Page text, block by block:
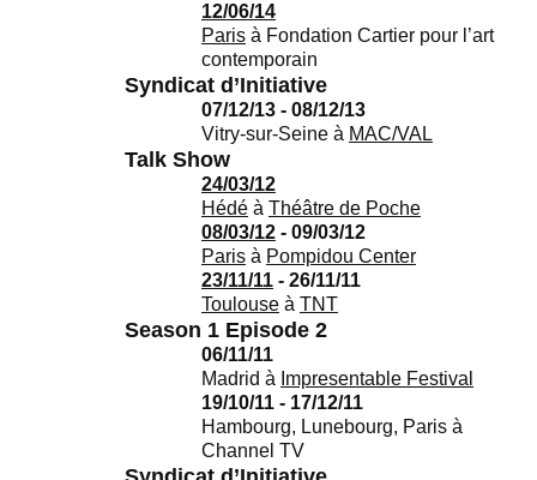
12/06/14
Paris à Fondation Cartier pour l’art
contemporain
Syndicat d’Initiative
07/12/13 - 08/12/13
Vitry-sur-Seine à MAC/VAL
Talk Show
24/03/12
Hédé à Théâtre de Poche
08/03/12 - 09/03/12
Paris à Pompidou Center
23/11/11 - 26/11/11
Toulouse à TNT
Season 1 Episode 2
06/11/11
Madrid à Impresentable Festival
19/10/11 - 17/12/11
Hambourg, Lunebourg, Paris à
Channel TV